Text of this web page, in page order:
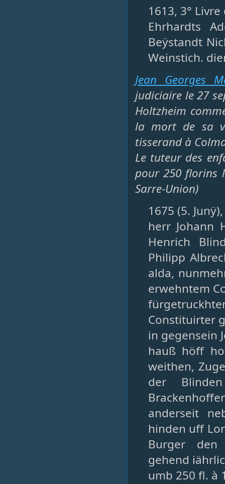
1613, 3°
Ehrhardts
Beÿstandt
Weinstich.
Jean Georges
judiciaire le 27
Holtzheim
la mort de sa
tisserand à
Le tuteur des
pour 250 florins
Sarre-Union)
1675 (5.
herr Johann
Henrich
Philipp
alda,
erwehntem
Constituirter
in gegensein
hauß höff
weithen,
der
anderseit
hinden uff
Burger den
gehend
umb 250 fl. à